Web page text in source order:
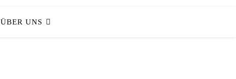
ÜBER UNS